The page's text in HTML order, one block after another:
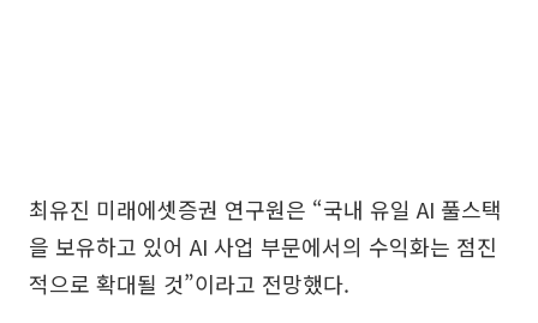
최유진 미래에셋증권 연구원은 “국내 유일 AI 풀스택
을 보유하고 있어 AI 사업 부문에서의 수익화는 점진
적으로 확대될 것”이라고 전망했다.